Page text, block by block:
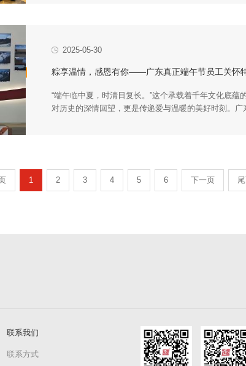
2025-05-30
粽享温情，感恩有你——广东真正端午节员工关怀
“端午临中夏，时清日复长。”这个承载着千年文化底蕴
对历史的深情回望，更是传递爱与温暖的美好时刻。广
1 2 3 4 5 6 下一页
联系我们
联系方式